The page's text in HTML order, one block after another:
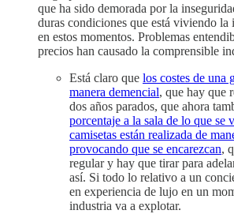
que ha sido demorada por la
duras condiciones que está viviendo
en estos momentos. Problemas
precios han causado la comprensible
Está claro que los costes de una
manera demencial, que hay que
dos años parados, que ahora
porcentaje a la sala de lo que se
camisetas están realizada de
provocando que se encarezcan,
regular y hay que tirar para
así. Si todo lo relativo a un
en experiencia de lujo en un
industria va a explotar.